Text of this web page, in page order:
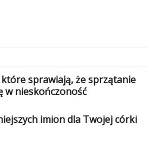
które sprawiają, że sprzątanie
w nieskończoność
imion dla Twojej córki